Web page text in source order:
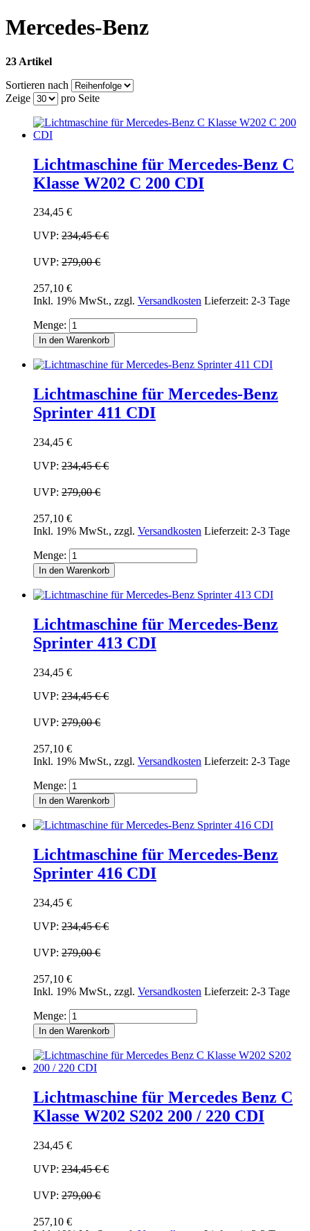
Mercedes-Benz
23 Artikel
Sortieren nach
Zeige
pro Seite
Lichtmaschine für Mercedes-Benz C
Klasse W202 C 200 CDI
234,45 €
UVP: 234,45 €€
UVP: 279,00 €
257,10 €
Inkl. 19% MwSt., zzgl. Versandkosten Lieferzeit: 2-3 Tage
Menge:
In den Warenkorb
Lichtmaschine für Mercedes-Benz
Sprinter 411 CDI
234,45 €
UVP: 234,45 €€
UVP: 279,00 €
257,10 €
Inkl. 19% MwSt., zzgl. Versandkosten Lieferzeit: 2-3 Tage
Menge:
In den Warenkorb
Lichtmaschine für Mercedes-Benz
Sprinter 413 CDI
234,45 €
UVP: 234,45 €€
UVP: 279,00 €
257,10 €
Inkl. 19% MwSt., zzgl. Versandkosten Lieferzeit: 2-3 Tage
Menge:
In den Warenkorb
Lichtmaschine für Mercedes-Benz
Sprinter 416 CDI
234,45 €
UVP: 234,45 €€
UVP: 279,00 €
257,10 €
Inkl. 19% MwSt., zzgl. Versandkosten Lieferzeit: 2-3 Tage
Menge:
In den Warenkorb
Lichtmaschine für Mercedes Benz C
Klasse W202 S202 200 / 220 CDI
234,45 €
UVP: 234,45 €€
UVP: 279,00 €
257,10 €